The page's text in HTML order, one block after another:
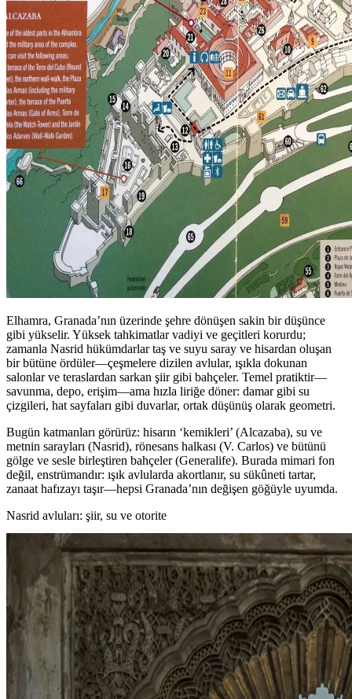
Elhamra, Granada’nın üzerinde şehre dönüşen sakin bir düşünce
gibi yükselir. Yüksek tahkimatlar vadiyi ve geçitleri korurdu;
zamanla Nasrid hükümdarlar taş ve suyu saray ve hisardan oluşan
bir bütüne ördüler—çeşmelere dizilen avlular, ışıkla dokunan
salonlar ve teraslardan sarkan şiir gibi bahçeler. Temel pratiktir—
savunma, depo, erişim—ama hızla liriğe döner: damar gibi su
çizgileri, hat sayfaları gibi duvarlar, ortak düşünüş olarak geometri.
Bugün katmanları görürüz: hisarın ‘kemikleri’ (Alcazaba), su ve
metnin sarayları (Nasrid), rönesans halkası (V. Carlos) ve bütünü
gölge ve sesle birleştiren bahçeler (Generalife). Burada mimari fon
değil, enstrümandır: ışık avlularda akortlanır, su sükûneti tartar,
zanaat hafızayı taşır—hepsi Granada’nın değişen göğüyle uyumda.
Nasrid avluları: şiir, su ve otorite